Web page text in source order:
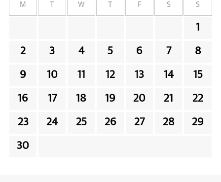
M W F S S
1
2 3 4 5 6 7 8
9 10 11 12 13 14 15
16 17 18 19 20 21 22
23 24 25 26 27 28 29
30